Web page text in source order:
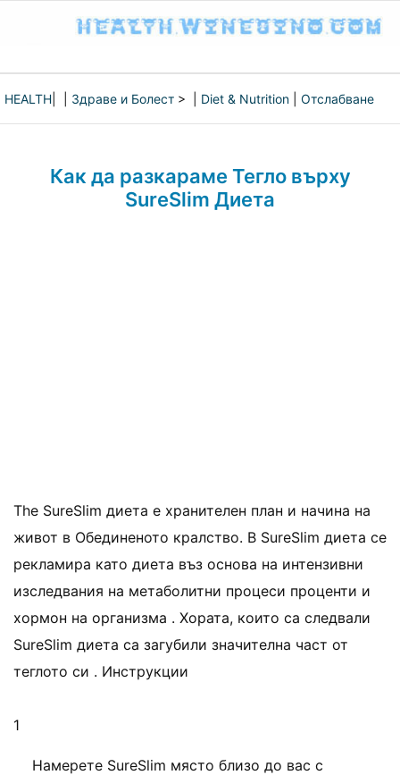
HEALTH Здраве и Болест > | Diet & Nutrition Отслабване
Как да разкараме Тегло върху
SureSlim Диета
The SureSlim диета е хранителен план и начина на
живот в Обединеното кралство. В SureSlim диета се
рекламира като диета въз основа на интензивни
изследвания на метаболитни процеси проценти и
хормон на организма . Хората, които са следвали
SureSlim диета са загубили значителна част от
теглото си . Инструкции
1
Намерете SureSlim място близо до вас с